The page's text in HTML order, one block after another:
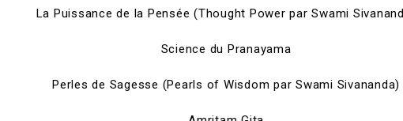
La Puissance de la Pensée (Thought Power par Swami
Science du Pranayama
Perles de Sagesse (Pearls of Wisdom par Swami Sivananda)